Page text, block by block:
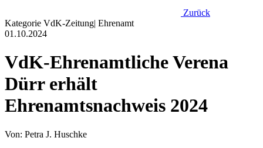
Zurück
Kategorie VdK-Zeitung| Ehrenamt
01.10.2024
VdK-Ehrenamtliche Verena
Dürr erhält
Ehrenamtsnachweis 2024
Von: Petra J. Huschke